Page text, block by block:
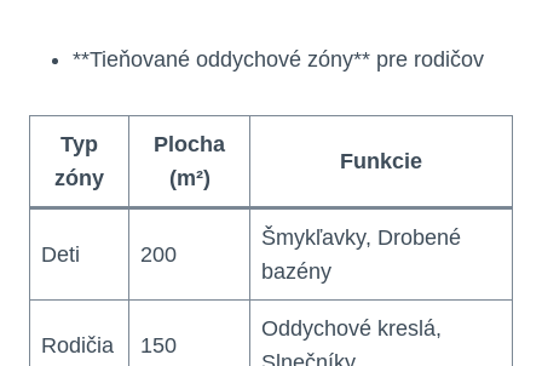
**Tieňované oddychové zóny** pre rodičov
Typ
zóny
Plocha
(m²)
Funkcie
Deti 200
Šmykľavky, Drobené
bazény
Rodičia 150
Oddychové kreslá,